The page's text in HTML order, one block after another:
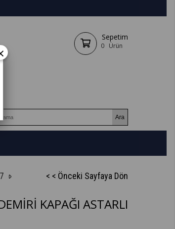
Sepetim
0 Ürün
< < Önceki Sayfaya Dön
KAPAĞI ASTARLI